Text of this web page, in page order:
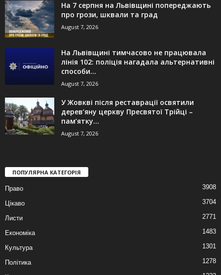
На 7 серпня на Львівщині попереджають
про грози, шквали та град
August 7, 2026
На Львівщині тимчасово не працювала
лінія 102: поліція нагадала альтернативні
способи...
August 7, 2026
У Жовкві після реставрації освятили
дерев’яну церкву Пресвятої Трійці –
пам’ятку...
August 7, 2026
ПОПУЛЯРНА КАТЕГОРІЯ
Право 3908
Цікаво 3704
Листи 2771
Економіка 1483
Культура 1301
Політика 1278